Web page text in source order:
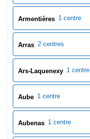
Armentières 1 centre
Arras 2 centres
Ars-Laquenexy 1 centre
Aube 1 centre
Aubenas 1 centre